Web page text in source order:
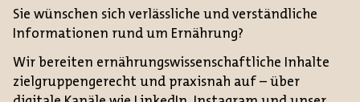
Sie wünschen sich verlässliche und verständliche
Informationen rund um Ernährung?
Wir bereiten ernährungswissenschaftliche Inhalte
zielgruppengerecht und praxisnah auf – über